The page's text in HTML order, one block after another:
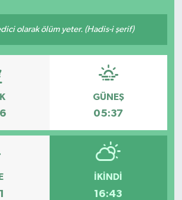
olarak ölüm yeter. (Hadis-i şerif)
GÜNEŞ
05:37
İKINDI
16:43